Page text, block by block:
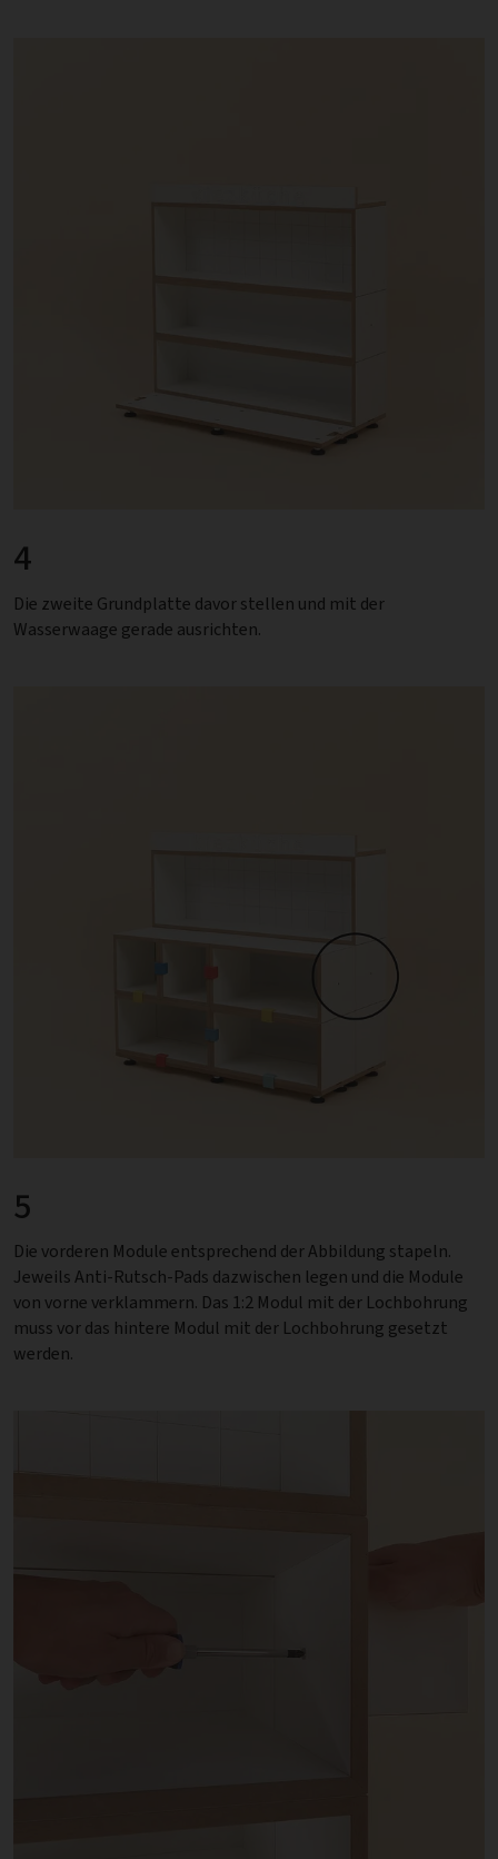
4
Die zweite Grundplatte davor stellen und mit der
Wasserwaage gerade ausrichten.
5
Die vorderen Module entsprechend der Abbildung stapeln.
Jeweils Anti-Rutsch-Pads dazwischen legen und die Module
von vorne verklammern. Das 1:2 Modul mit der Lochbohrung
muss vor das hintere Modul mit der Lochbohrung gesetzt
werden.